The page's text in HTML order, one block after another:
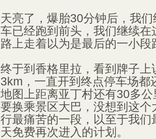
天亮了，爆胎30分钟后，我
车已经跑到前头，我们继续在
路上走着以为是最后的一小段
终于到香格里拉，看到牌子上
3km，一直开到终点停车场都
地图上距离亚丁村还有30多
要换乘景区大巴，没想到这个
行最痛苦的一段，以至于我们
天免费再次进入的计划。